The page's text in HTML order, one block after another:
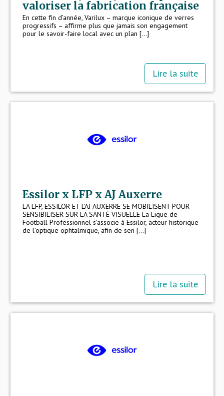
valoriser la fabrication française
En cette fin d’année, Varilux – marque iconique de verres
progressifs – affirme plus que jamais son engagement
pour le savoir-faire local avec un plan [...]
Lire la suite
Essilor x LFP x AJ Auxerre
LA LFP, ESSILOR ET L’AJ AUXERRE SE MOBILISENT POUR
SENSIBILISER SUR LA SANTÉ VISUELLE La Ligue de
Football Professionnel s’associe à Essilor, acteur historique
de l’optique ophtalmique, afin de sen [...]
Lire la suite